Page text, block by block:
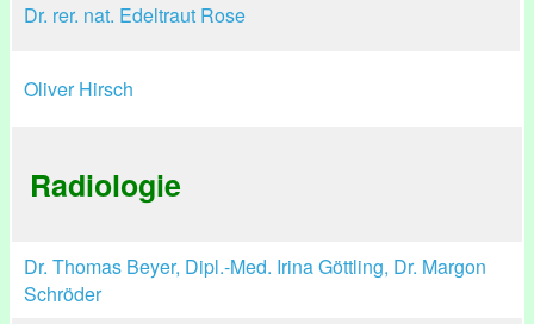
Dr. rer. nat. Edeltraut Rose
Oliver Hirsch
Radiologie
Dr. Thomas Beyer, Dipl.-Med. Irina Göttling, Dr. Margon
Schröder